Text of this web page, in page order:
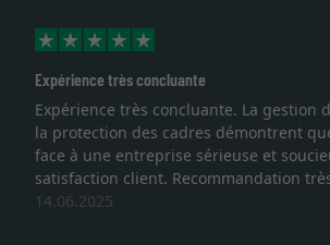
concluante
concluante. La gestion de la livraison et
cadres démontrent que nous sommes
sérieuse et soucieuse de la
Recommandation très favo